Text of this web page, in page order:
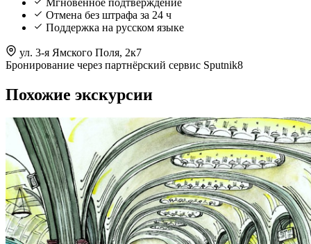
Отмена без штрафа за 24 ч
Поддержка на русском языке
ул. 3-я Ямского Поля, 2к7
Бронирование через партнёрский сервис Sputnik8
Похожие экскурсии